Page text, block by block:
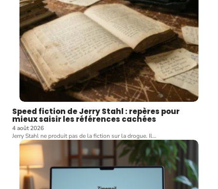
Speed fiction de Jerry Stahl : repères pour
mieux saisir les références cachées
4 août 2026
Jerry Stahl ne produit pas de la fiction sur la drogue. Il…